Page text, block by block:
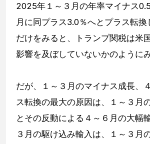
2025年１～３月の年率マイナス
月に同プラス3.0％へとプラス転
だけをみると、トランプ関税は米
影響を及ぼしていないかのようにみ
だが、１～３月のマイナス成長、
ス転換の最大の原因は、１～３月
とその反動による４～６月の大幅
３月の駆け込み輸入は、１～３月